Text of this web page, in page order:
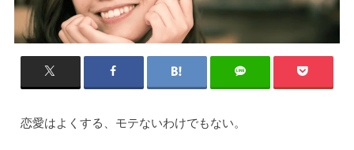
恋愛はよくする、モテないわけでもない。